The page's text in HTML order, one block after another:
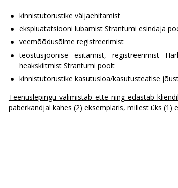
kinnistutorustike väljaehitamist
ekspluatatsiooni lubamist Strantumi esindaja
veemõõdusõlme registreerimist
teostusjoonise esitamist, registreerimist
heakskiitmist Strantumi poolt
kinnistutorustike kasutusloa/kasutusteatise
Teenuslepingu valimistab ette ning edastab
paberkandjal kahes (2) eksemplaris, millest üks (1)